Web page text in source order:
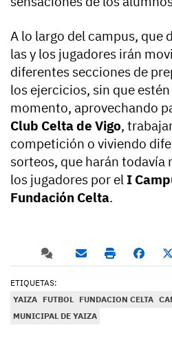
A lo largo del campus, que
las y los jugadores irán
diferentes secciones de
los ejercicios, sin que
momento, aprovechando
Club Celta de Vigo,
competición o viviendo
sorteos, que harán todavía
los jugadores por el I
Fundación Celta.
ETIQUETAS:
YAIZA FUTBOL FUNDACION CELTA
MUNICIPAL DE YAIZA